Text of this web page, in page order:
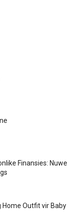
Finansies: Nuwe
Home Outfit vir Baby